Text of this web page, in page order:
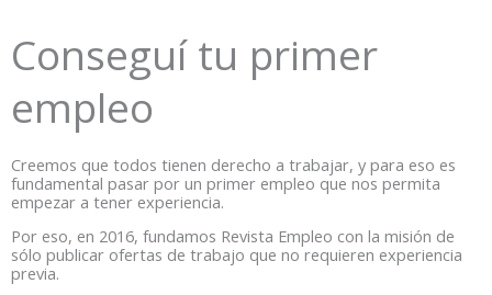
Conseguí tu primer
empleo
Creemos que todos tienen derecho a trabajar, y para eso es
fundamental pasar por un primer empleo que nos permita
empezar a tener experiencia.
Por eso, en 2016, fundamos Revista Empleo con la misión de
sólo publicar ofertas de trabajo que no requieren experiencia
previa.